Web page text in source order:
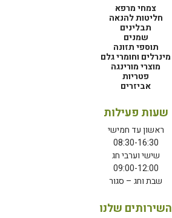
צמחי מרפא
חליטות להנאה
תבלינים
שמנים
תוספי תזונה
מינרלים וחומרי גלם
מוצרי מורינגה
פטריות
אביזרים
שעות פעילות
ראשון עד חמישי
08:30-16:30
שישי וערבי חג
09:00-12:00
שבת וחג – סגור
השירותים שלנו